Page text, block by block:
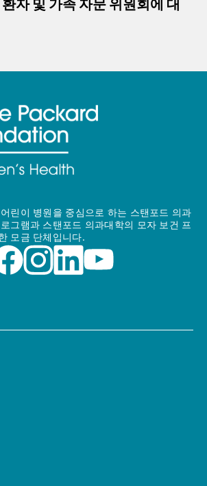
자 및 가족 자문 위원회에 대
린이 병원을 중심으로 하는 스탠포드 의과
그램과 스탠포드 의과대학의 모자 보건 프
모금 단체입니다.